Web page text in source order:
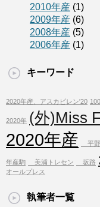
2010年産 (1)
2009年産 (6)
2008年産 (5)
2006年産 (1)
キーワード
2020年産、アスカビレン'20
2020年 (外)Miss
2020年産 平
年産駒 美浦トレセン 坂路
オールプレス
執筆者一覧